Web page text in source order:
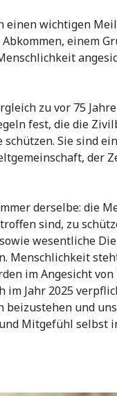
einen wichtigen
einem
zu vor 75
fest, die die
Sie sind
der
derselbe: die
sind, zu
wesentliche
Menschlichkeit
im Angesicht
im Jahr 2025
beizustehen und
Mitgefühl selbst